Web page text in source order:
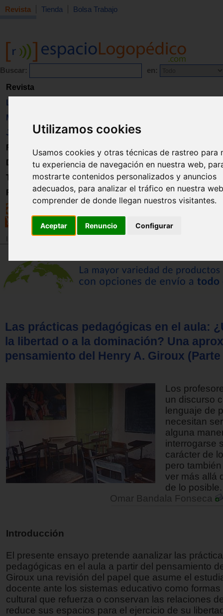
Utilizamos cookies
Usamos cookies y otras técnicas de rastreo para
tu experiencia de navegación en nuestra web,
mostrarte contenidos personalizados y anuncios
adecuados, para analizar el tráfico en nuestra
comprender de donde llegan nuestros visitantes.
Aceptar Renuncio Configurar
Revista Tienda Bolsa Trabajo
Buscar: en:
Revista
Libros
Material
Juguetes
Formación
Directorio
Trabajo
Registro
Las prácticas pedagógicas en el aula:
la libertad o a la dominación? Una
pensamiento del Henry A. Giroux (Parte
Los
un discurso
lenguaje de
necesitan
alguna
interrogarse
carácter de
pero
ver más allá
de lo posible.
Omar Bandala Fonseca
Introducción
El presente ensayo pretende aanalizar las
pedagógicas en el aula a partir del pensamiento
Giroux una revisión del papel que asume el
docente ante los sistemas educativo como formas
cultural que refuerza o conservan las relaciones
reduce sus espacios para el ejercicio de su